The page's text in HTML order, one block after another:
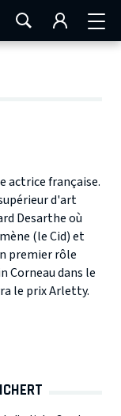
LA ROCHELLE
actrice française.
d'art
Desarthe où
(le Cid) et
premier rôle
Corneau dans le
le prix Arletty.